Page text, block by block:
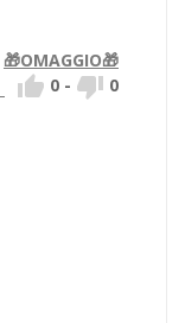
🎁OMAGGIO🎁
 0 -  0